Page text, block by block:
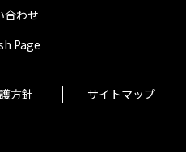
合わせ
Page
方針 サイトマップ